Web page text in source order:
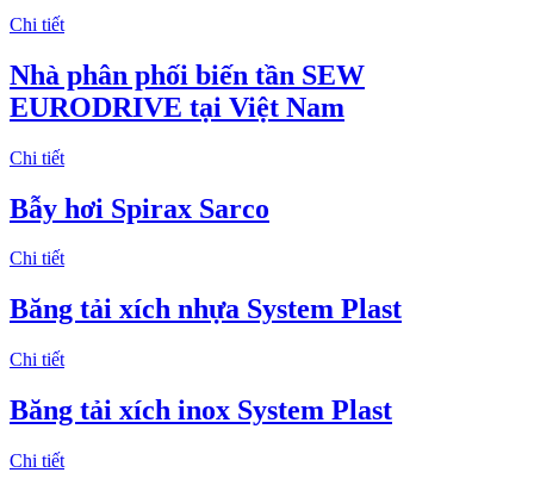
Chi tiết
Nhà phân phối biến tần SEW
EURODRIVE tại Việt Nam
Chi tiết
Bẫy hơi Spirax Sarco
Chi tiết
Băng tải xích nhựa System Plast
Chi tiết
Băng tải xích inox System Plast
Chi tiết